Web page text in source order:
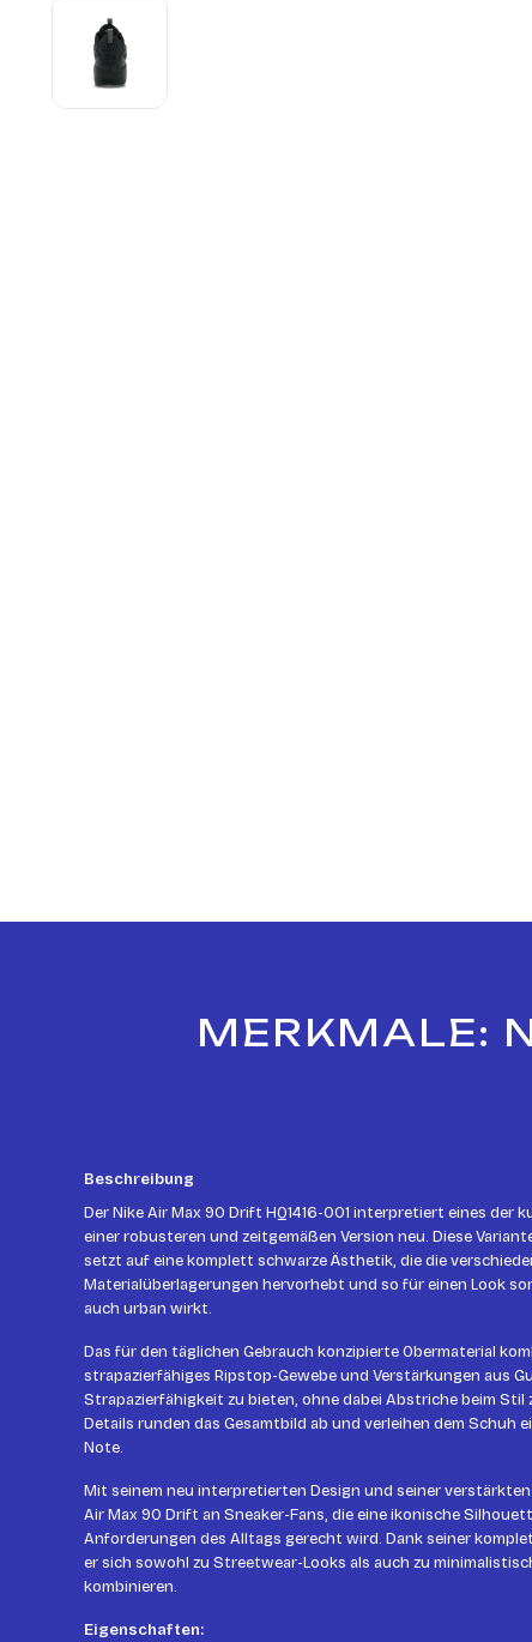
MERKMALE:
Beschreibung
Der Nike Air Max 90 Drift HQ1416-001 interpretiert eines der
einer robusteren und zeitgemäßen Version neu. Diese
setzt auf eine komplett schwarze Ästhetik, die die
Materialüberlagerungen hervorhebt und so für einen Look
auch urban wirkt.
Das für den täglichen Gebrauch konzipierte Obermaterial
strapazierfähiges Ripstop-Gewebe und Verstärkungen aus
Strapazierfähigkeit zu bieten, ohne dabei Abstriche beim Stil
Details runden das Gesamtbild ab und verleihen dem Schuh
Note.
Mit seinem neu interpretierten Design und seiner
Air Max 90 Drift an Sneaker-Fans, die eine ikonische
Anforderungen des Alltags gerecht wird. Dank seiner
er sich sowohl zu Streetwear-Looks als auch zu
kombinieren.
Eigenschaften: